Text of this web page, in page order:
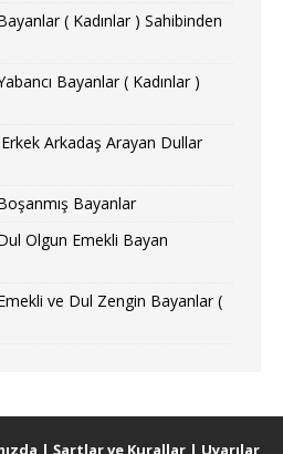
( Kadınlar ) Sahibinden
Bayanlar ( Kadınlar )
Arkadaş Arayan Dullar
Bayanlar
Olgun Emekli Bayan
ve Dul Zengin Bayanlar (
| Şartlar ve Kurallar | Uyarılar